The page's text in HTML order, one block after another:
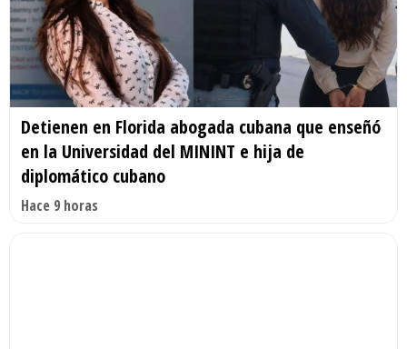
Detienen en Florida abogada cubana que enseñó
en la Universidad del MININT e hija de
diplomático cubano
Hace 9 horas